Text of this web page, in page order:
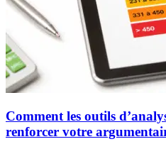
Comment les outils
renforcer votre